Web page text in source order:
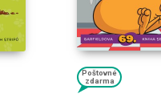
Poštovné
zdarma